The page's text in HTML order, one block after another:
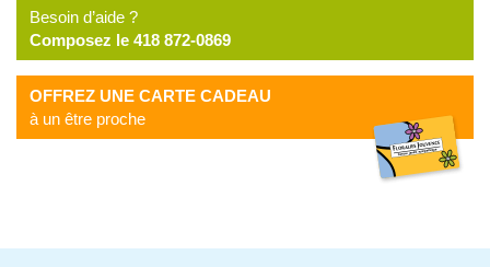
Besoin d’aide ?
Composez le 418 872-0869
OFFREZ UNE CARTE CADEAU
à un être proche